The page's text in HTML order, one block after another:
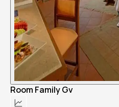
Room Family Gv